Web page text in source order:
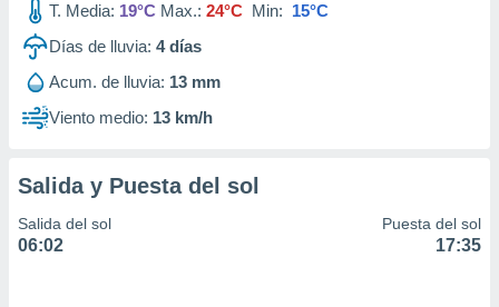
publicidad
publicidad
de
T. Media: 19°C Max.: 24°C Min: 15°C
Días de lluvia: 4días
Acum. de lluvia: 13 mm
Viento medio: 13 km/h
Salida y Puesta del sol
Salida del sol
06:02
Puesta del sol
17:35